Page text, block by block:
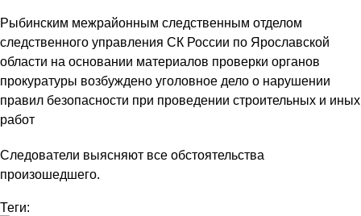
Рыбинским межрайонным следственным отделом
следственного управления СК России по Ярославской
области на основании материалов проверки органов
прокуратуры возбуждено уголовное дело о нарушении
правил безопасности при проведении строительных и иных
работ
Следователи выясняют все обстоятельства
произошедшего.
Теги: